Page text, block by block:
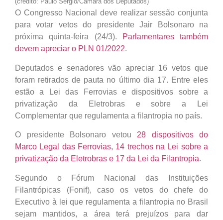
O Congresso Nacional deve realizar sessão conjunta
para votar vetos do presidente Jair Bolsonaro na
próxima quinta-feira (24/3).
Parlamentares também
devem apreciar o PLN 01/2022.
Deputados e senadores vão apreciar 16 vetos que
foram retirados de pauta no último dia 17. Entre eles
estão a Lei das Ferrovias e dispositivos sobre a
privatização da Eletrobras e sobre a Lei
Complementar que regulamenta a filantropia no país.
O presidente Bolsonaro vetou 28 dispositivos do
Marco Legal das Ferrovias, 14 trechos na Lei sobre a
privatização da Eletrobras e 17 da Lei da Filantropia.
Segundo o Fórum Nacional das Instituições
Filantrópicas (Fonif), caso os vetos do chefe do
Executivo à lei que regulamenta a filantropia no Brasil
sejam mantidos, a área terá prejuízos para dar